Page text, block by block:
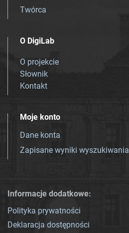
Twórca
O DigiLab
O projekcie
Słownik
Kontakt
Moje konto
Dane konta
Zapisane wyniki wyszukiwania
Informacje dodatkowe:
Polityka prywatności
Deklaracja dostępności